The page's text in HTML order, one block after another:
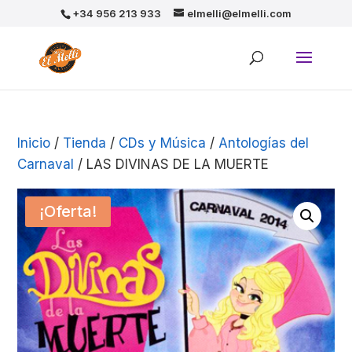
+34 956 213 933 elmelli@elmelli.com
Inicio / Tienda / CDs y Música / Antologías del
Carnaval / LAS DIVINAS DE LA MUERTE
¡Oferta!